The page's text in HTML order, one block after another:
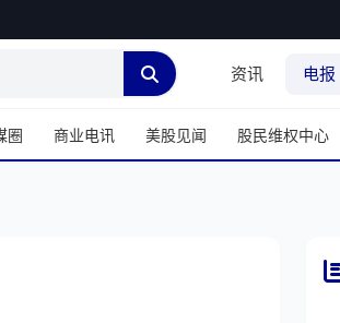
资讯 电报
圈 商业电讯 美股见闻 股民维权中心